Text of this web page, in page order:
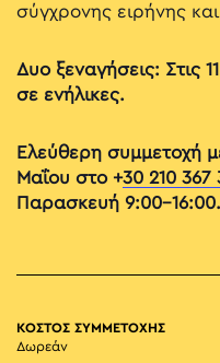
σύγχρονης ειρήνης
Δυο ξεναγήσεις: Στις
σε ενήλικες.
Ελεύθερη συμμετοχή
Μαΐου στο +30 210 367
Παρασκευή 9:00-16:00.
ΚΟΣΤΟΣ ΣΥΜΜΕΤΟΧΗΣ
Δωρεάν